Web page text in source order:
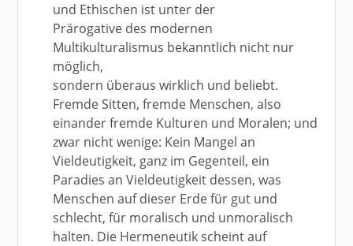
und Ethischen ist unter der
Prärogative des modernen
Multikulturalismus bekanntlich nicht nur
möglich,
sondern überaus wirklich und beliebt.
Fremde Sitten, fremde Menschen, also
einander fremde Kulturen und Moralen; und
zwar nicht wenige: Kein Mangel an
Vieldeutigkeit, ganz im Gegenteil, ein
Paradies an Vieldeutigkeit dessen, was
Menschen auf dieser Erde für gut und
schlecht, für moralisch und unmoralisch
halten. Die Hermeneutik scheint auf